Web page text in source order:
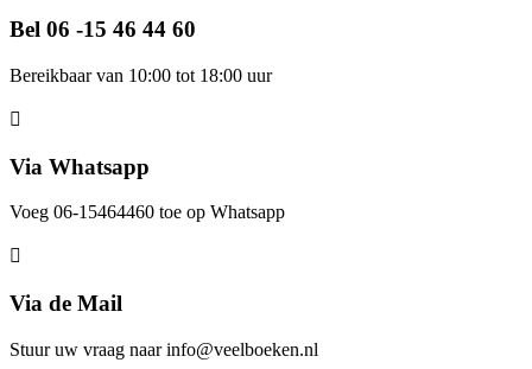
Bel 06 -15 46 44 60
Bereikbaar van 10:00 tot 18:00 uur
Via Whatsapp
Voeg 06-15464460 toe op Whatsapp
Via de Mail
Stuur uw vraag naar info@veelboeken.nl